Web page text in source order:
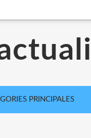
PRINCIPALES